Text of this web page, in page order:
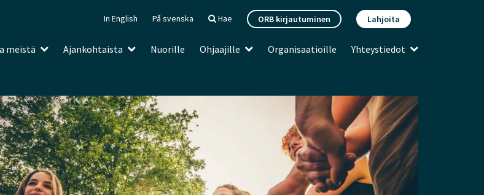
In English På svenska Hae ORB kirjautuminen Lahjoita
meistä Ajankohtaista Nuorille Ohjaajille Organisaatioille Yhteystiedot